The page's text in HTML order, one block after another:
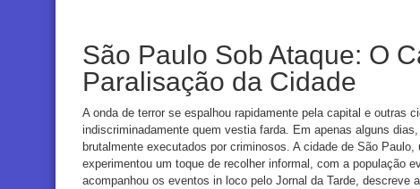
São Paulo Sob Ataque: O
Paralisação da Cidade
A onda de terror se espalhou rapidamente pela capital e outras
indiscriminadamente quem vestia farda. Em apenas alguns
brutalmente executados por criminosos. A cidade de São
experimentou um toque de recolher informal, com a população
acompanhou os eventos in loco pelo Jornal da Tarde, descreve